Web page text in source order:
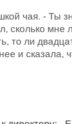
чая. - Ты
сколько мне
то ли
и сказала,